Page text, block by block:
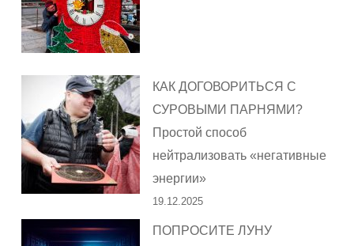
КАК ДОГОВОРИТЬСЯ С
СУРОВЫМИ ПАРНЯМИ?
Простой способ
нейтрализовать «негативные
энергии»
19.12.2025
ПОПРОСИТЕ ЛУНУ